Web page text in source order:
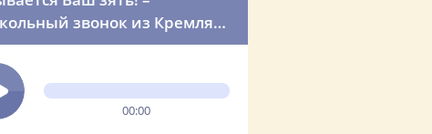
звонок из Кремля
рождения тестя
00:00